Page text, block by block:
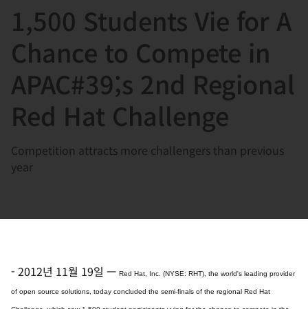
1,500 Students Vie for A
Chance to Compete in
APAC#39;s 2nd Regional
Red Hat Challenge
Competition attracts more challengers than previous
year
- 2012년 11월 19일 — Red Hat, Inc. (NYSE: RHT), the world's leading provider
of open source solutions, today concluded the semi-finals of the regional Red Hat